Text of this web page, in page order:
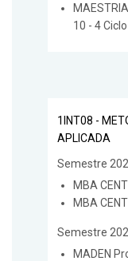
10 - 4 Ciclo
1INT08 -
APLICADA
Semestre
MBA
MBA
Semestre
MADEN